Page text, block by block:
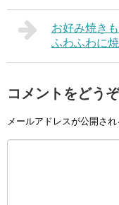
お好み焼き
ふわふわに
コメントをどうぞ
メールアドレスが公開され